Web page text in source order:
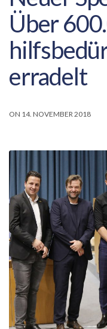
Über
erradelt
ON 14. NOVEMBER 2018